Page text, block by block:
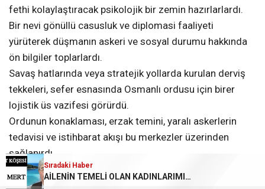
fethi kolaylaştıracak psikolojik bir zemin hazırlarlardı.
Bir nevi gönüllü casusluk ve diplomasi faaliyeti
yürüterek düşmanın askeri ve sosyal durumu hakkında
ön bilgiler toplarlardı.
Savaş hatlarında veya stratejik yollarda kurulan derviş
tekkeleri, sefer esnasında Osmanlı ordusu için birer
lojistik üs vazifesi görürdü.
Ordunun konaklaması, erzak temini, yaralı askerlerin
tedavisi ve istihbarat akışı bu merkezler üzerinden
sağlanırdı.
Osmanlı’nın en vurucu askeri gücü olan Yeniçeri Ocağı,
doğrudan bir eren olan Hacı Bektaş-ı Veli öğretisine
Sıradaki Haber
AİLENİN TEMELİ OLAN KADINLARIMIZ VE İSLAM’IN KADINLARA VERDİĞİ ÖNEM…